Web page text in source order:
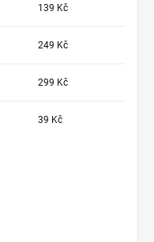
139 Kč
249 Kč
299 Kč
39 Kč